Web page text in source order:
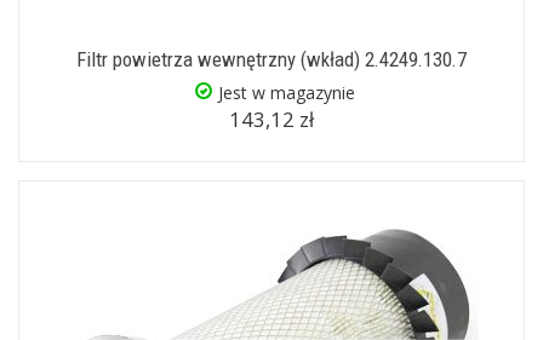
Filtr powietrza wewnętrzny (wkład) 2.4249.130.7
Jest w magazynie
143,12 zł